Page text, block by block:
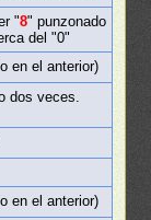
"8" punzonado
del "0"
en el anterior)
dos veces.
en el anterior)